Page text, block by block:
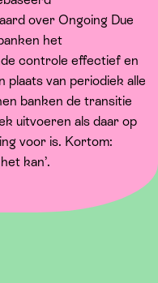
over Ongoing Due
het
controle effectief en
plaats van periodiek alle
banken de transitie
uitvoeren als daar op
voor is. Kortom:
kan’.